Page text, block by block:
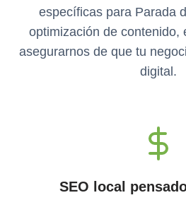
específicas para Parada
optimización de contenido,
asegurarnos de que tu
digital.
SEO local